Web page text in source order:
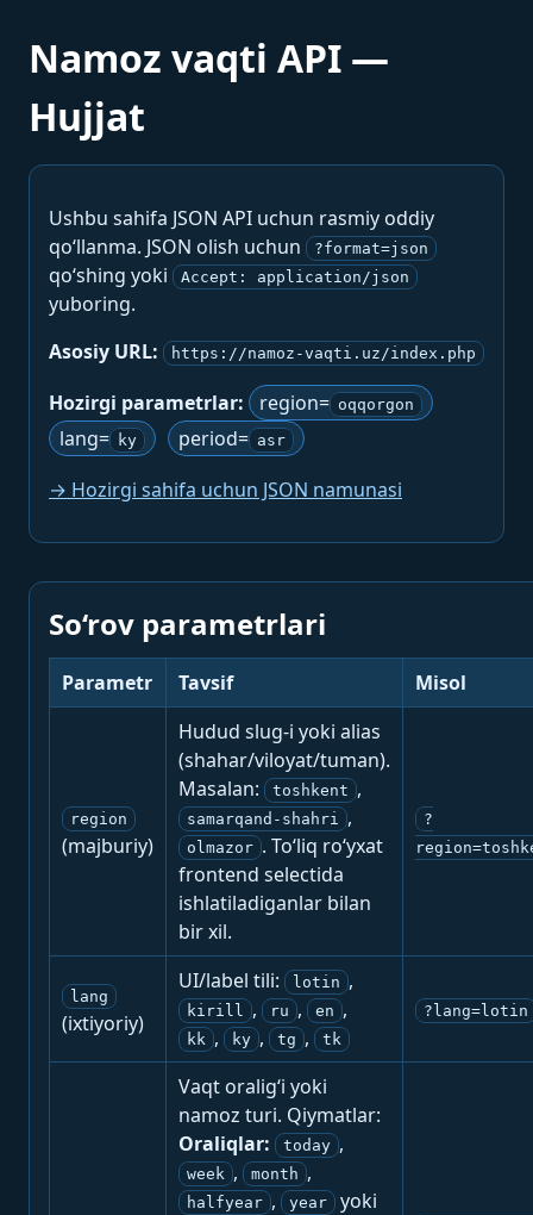
Namoz vaqti API —
Hujjat
Ushbu sahifa JSON API uchun rasmiy oddiy
qo‘llanma. JSON olish uchun
?format=json
qo‘shing yoki Accept: application/json
yuboring.
Asosiy URL:
https://namoz-vaqti.uz/index.php
Hozirgi parametrlar: region= oqqorgon
lang= ky period= asr
→ Hozirgi sahifa uchun JSON namunasi
So‘rov parametrlari
Parametr Tavsif Misol
region
(majburiy)
Hudud slug-i yoki alias
(shahar/viloyat/tuman).
Masalan:
toshkent ,
samarqand-shahri ,
olmazor . To‘liq ro‘yxat
frontend selectida
ishlatiladiganlar bilan
bir xil.
?
lang
(ixtiyoriy)
UI/label tili: lotin ,
kirill , ru , en ,
kk , ky , tg , tk
?lang=lotin
Vaqt oralig‘i yoki
namoz turi. Qiymatlar:
Oraliqlar:
today ,
week , month ,
halfyear , year
yoki